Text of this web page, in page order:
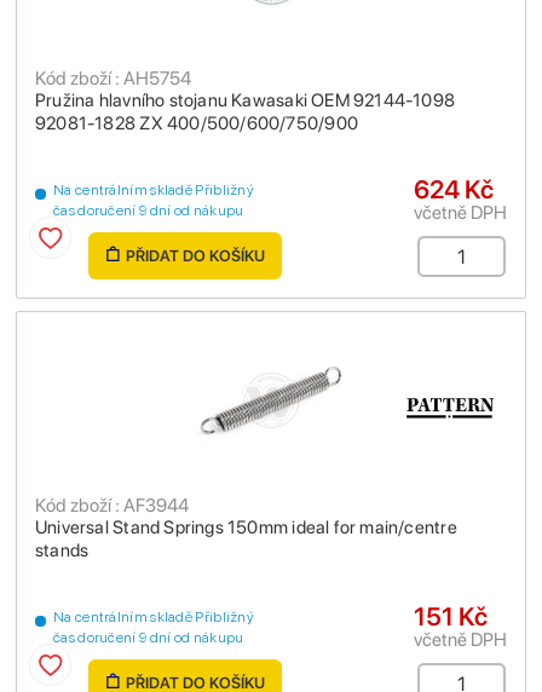
Pružina hlavního stojanu Kawasaki OEM 92144-1098
92081-1828 ZX 400/500/600/750/900
Kód zboží : AH5754
Na centrálním skladě Přibližný
čas doručení 9 dní od nákupu
624 Kč
včetně DPH
PŘIDAT DO KOŠÍKU
Universal Stand Springs 150mm ideal for main/centre
stands
Kód zboží : AF3944
Na centrálním skladě Přibližný
čas doručení 9 dní od nákupu
151 Kč
včetně DPH
PŘIDAT DO KOŠÍKU